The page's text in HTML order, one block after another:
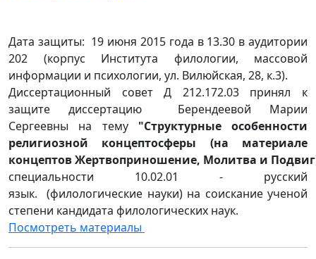
Дата защиты: 19 июня 2015 года в 13.30 в аудитории
202 (корпус Института филологии, массовой
информации и психологии, ул. Вилюйская, 28, к.3).
Диссертационный совет Д 212.172.03 принял к
защите диссертацию Берендеевой Марии
Сергеевны на тему "Структурные особенности
религиозной концептосферы (на материале
концептов Жертвоприношение, Молитва и
специальности 10.02.01 - русский
язык. (филологические науки) на соискание ученой
степени кандидата филологических наук.
Посмотреть материалы